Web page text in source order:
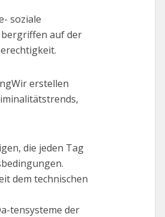
soziale
auf der
erstellen
die jeden Tag
dem technischen
tensysteme der